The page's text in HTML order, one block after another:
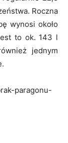
Roczna
wynosi około
to ok. 143 l
jednym
paragonu-